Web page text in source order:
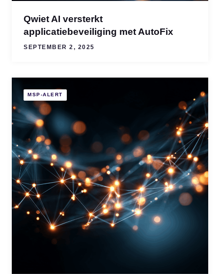
Qwiet AI versterkt
applicatiebeveiliging met AutoFix
SEPTEMBER 2, 2025
MSP-ALERT